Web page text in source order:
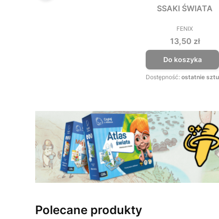
SSAKI ŚWIATA
FENIX
Cena
13,50 zł
Do koszyka
Dostępność: ostatnie
Polecane produkty